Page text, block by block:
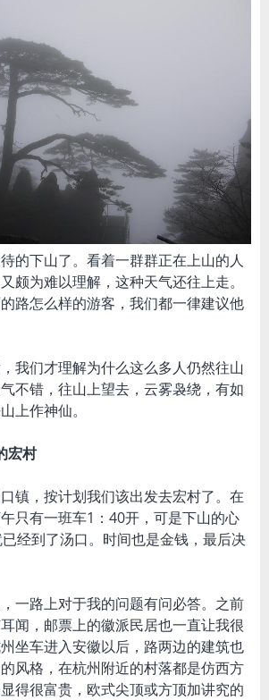
的下山了。看着一群群正在上山的人
颇为难以理解，这种天气还往上走。
路怎么样的游客，我们都一律建议他
我们才理解为什么这么多人仍然往山
不错，往山上望去，云雾袅绕，有如
上作神仙。
宏村
镇，按计划我们该出发去宏村了。在
只有一班车1：40开，可是下山的心
经到了汤口。时间也是金钱，最后决
一路上对于我的问题有问必答。之前
闻，邮票上的徽派民居也一直让我很
坐车进入安徽以后，路两边的建筑也
风格，在杭州附近的村落都是仿西方
得很富贵，欧式尖顶或方顶加讲究的